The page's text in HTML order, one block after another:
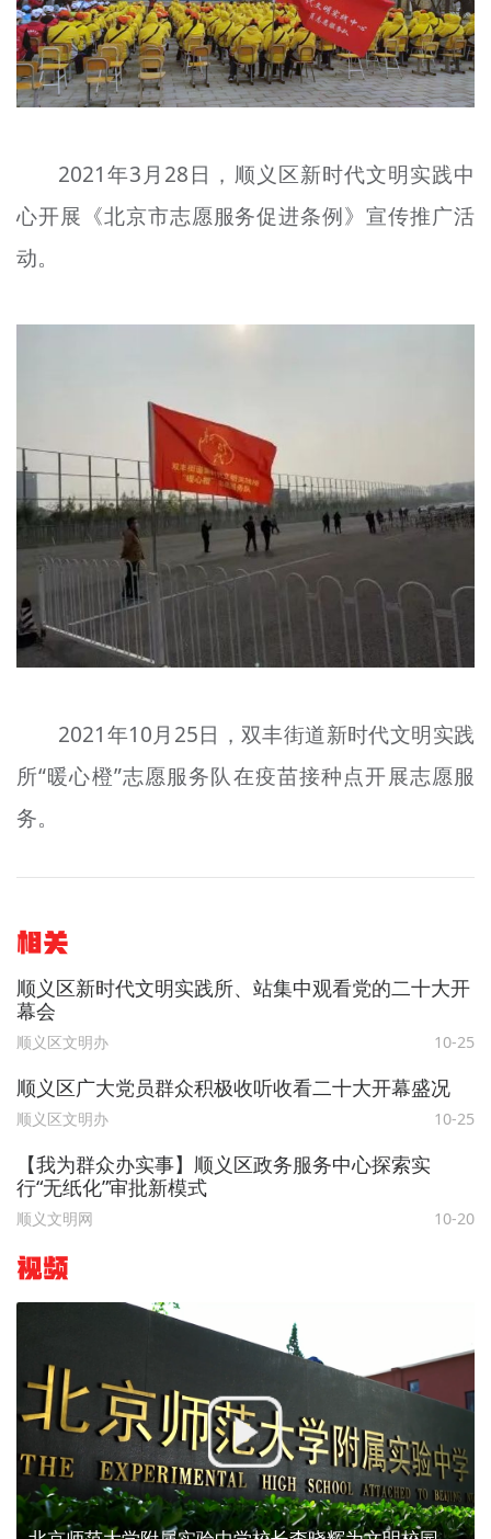
2021年3月28日，顺义区新时代文明实践中
心开展《北京市志愿服务促进条例》宣传推广活
动。
2021年10月25日，双丰街道新时代文明实践
所“暖心橙”志愿服务队在疫苗接种点开展志愿服
务。
相关
顺义区新时代文明实践所、站集中观看党的二十大开
幕会
顺义区文明办 10-25
顺义区广大党员群众积极收听收看二十大开幕盛况
顺义区文明办 10-25
【我为群众办实事】顺义区政务服务中心探索实
行“无纸化”审批新模式
顺义文明网 10-20
视频